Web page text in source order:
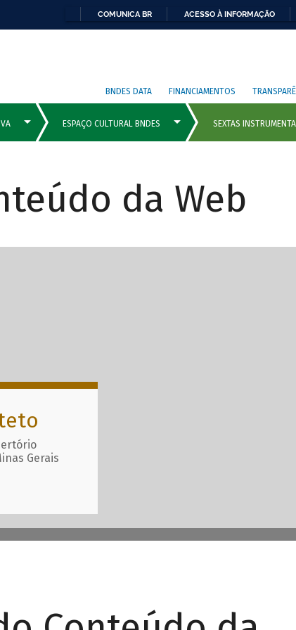
COMUNICA BR ACESSO À INFORMAÇÃO
BNDES DATA FINANCIAMENTOS
da Web
com
Gerais